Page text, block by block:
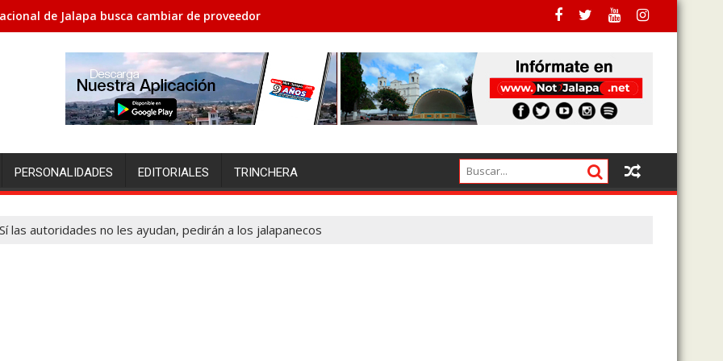
de Jalapa busca cambiar de proveedores porque no le ha pagado a los actuales
PERSONALIDADES EDITORIALES TRINCHERA
Sí las autoridades no les ayudan, pedirán a los jalapanecos